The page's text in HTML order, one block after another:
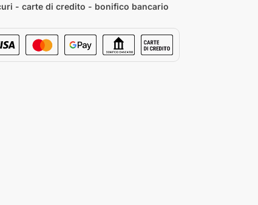
- carte di credito - bonifico bancario